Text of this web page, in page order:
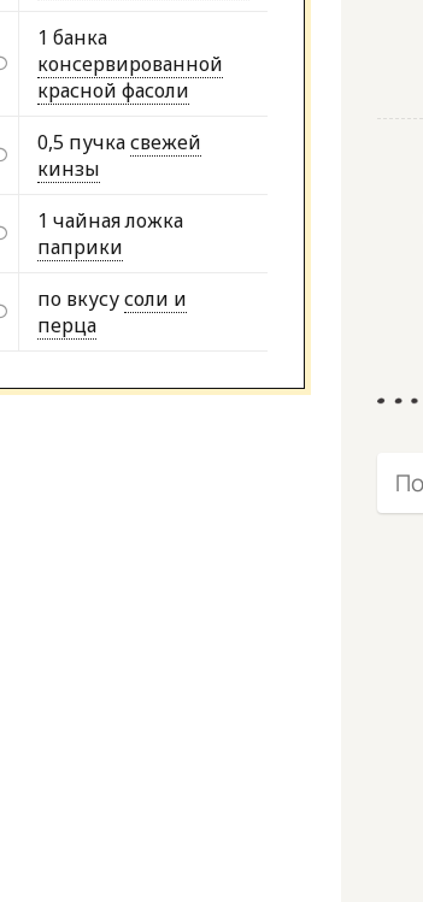
1 банка
консервированной
красной фасоли
0,5 пучкасвежей
кинзы
1 чайная ложка
паприки
по вкусусоли и
перца